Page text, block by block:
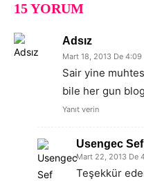
15 YORUM
Adsız
Mart 18, 2013 De 4:09
Sair yine
bile her gun
Yanıt verin
Usengec Sef
Mart 22, 2013 De
Teşekkür